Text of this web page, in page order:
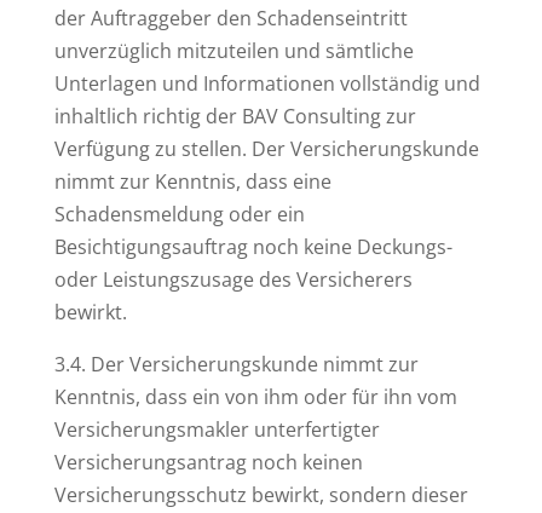
der Auftraggeber den Schadenseintritt
unverzüglich mitzuteilen und sämtliche
Unterlagen und Informationen vollständig und
inhaltlich richtig der BAV Consulting zur
Verfügung zu stellen. Der Versicherungskunde
nimmt zur Kenntnis, dass eine
Schadensmeldung oder ein
Besichtigungsauftrag noch keine Deckungs-
oder Leistungszusage des Versicherers
bewirkt.
3.4. Der Versicherungskunde nimmt zur
Kenntnis, dass ein von ihm oder für ihn vom
Versicherungsmakler unterfertigter
Versicherungsantrag noch keinen
Versicherungsschutz bewirkt, sondern dieser